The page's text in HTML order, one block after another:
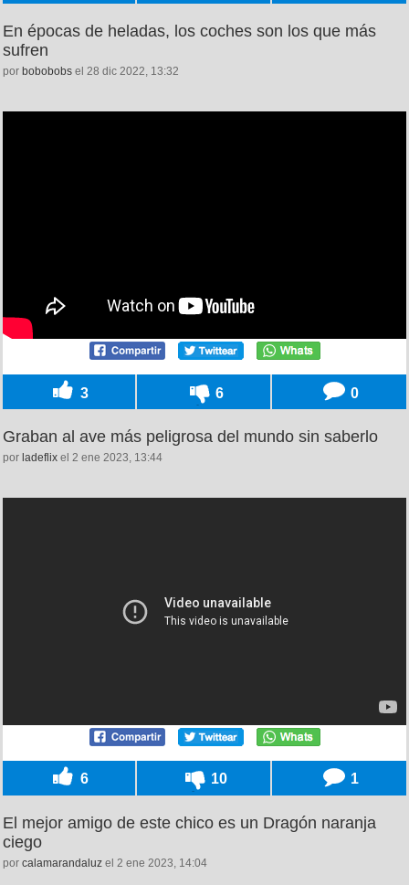
En épocas de heladas, los coches son los que más
sufren
por bobobobs el 28 dic 2022, 13:32
3 6 0
Graban al ave más peligrosa del mundo sin saberlo
por ladeflix el 2 ene 2023, 13:44
6 10 1
El mejor amigo de este chico es un Dragón naranja
ciego
por calamarandaluz el 2 ene 2023, 14:04